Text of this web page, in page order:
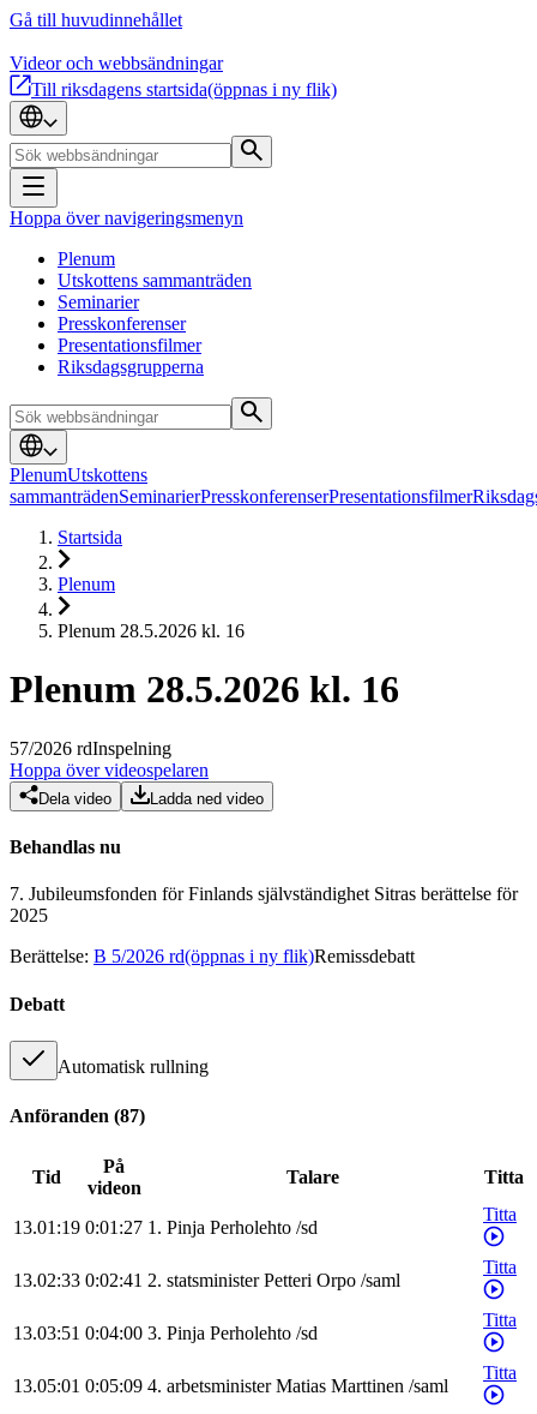
Gå till huvudinnehållet
Videor och webbsändningar
Till riksdagens startsida(öppnas i ny flik)
Hoppa över navigeringsmenyn
Plenum
Utskottens sammanträden
Seminarier
Presskonferenser
Presentationsfilmer
Riksdagsgrupperna
PlenumUtskottens
sammanträdenSeminarierPresskonferenserPresentationsfilmer
Startsida
Plenum
Plenum 28.5.2026 kl. 16
Plenum 28.5.2026 kl. 16
57/2026 rdInspelning
Hoppa över videospelaren
Dela video Ladda ned video
Behandlas nu
7. Jubileumsfonden för Finlands självständighet Sitras berättelse för
2025
Berättelse: B 5/2026 rd(öppnas i ny flik)Remissdebatt
Debatt
Automatisk rullning
Anföranden (87)
Tid
På
videon
Talare Titta
13.01:19 0:01:27 1. Pinja Perholehto /sd
Titta
13.02:33 0:02:41 2. statsminister Petteri Orpo /saml
Titta
13.03:51 0:04:00 3. Pinja Perholehto /sd
Titta
13.05:01 0:05:09 4. arbetsminister Matias Marttinen /saml
Titta